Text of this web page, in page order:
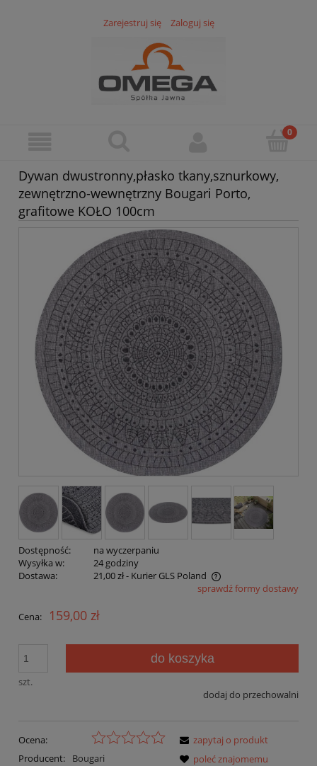
Zarejestruj się Zaloguj się
Dywan dwustronny,płasko tkany,sznurkowy,
zewnętrzno-wewnętrzny Bougari Porto,
grafitowe KOŁO 100cm
Dostępność:
na wyczerpaniu
Wysyłka w:
24 godziny
Dostawa:
21,00 zł- Kurier GLS Poland
Cena nie zawiera ewentualnych kosztów płatnościsprawdź formy dostawy
Cena: 159,00 zł
szt.
do koszyka
dodaj do przechowalni
Ocena:
Producent:
Bougari
zapytaj o produkt
poleć znajomemu